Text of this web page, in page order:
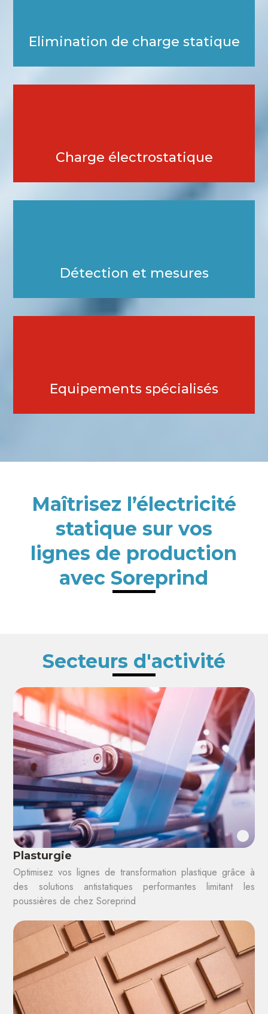
Elimination de charge statique
Charge électrostatique
Détection et mesures
Equipements spécialisés
Maîtrisez l’électricité
statique sur vos
lignes de production
avec Soreprind
Secteurs d'activité
Plasturgie
Optimisez vos lignes de transformation plastique grâce à
des solutions antistatiques performantes limitant les
poussières de chez Soreprind